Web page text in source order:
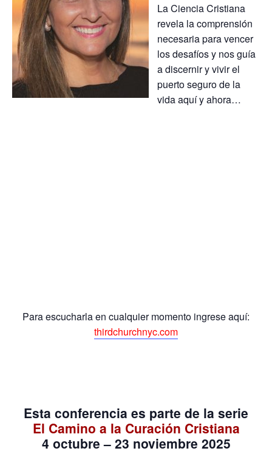
La Ciencia Cristiana
revela la comprensión
necesaria para vencer
los desafíos y nos guía
a discernir y vivir el
puerto seguro de la
vida aquí y ahora…
Para escucharla en cualquier momento ingrese aquí:
thirdchurchnyc.com
Esta conferencia es parte de la serie
El Camino a la Curación Cristiana
4 octubre – 23 noviembre 2025